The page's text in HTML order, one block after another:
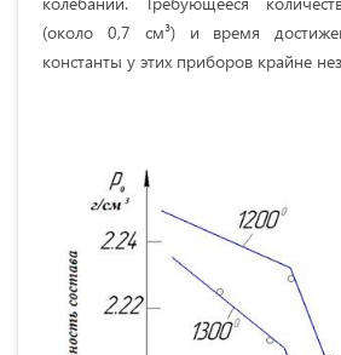
(около 0,7 см³) и время
константы у этих приборов крайне